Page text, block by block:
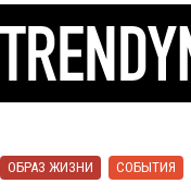
ОБРАЗ ЖИЗНИ СОБЫТИЯ